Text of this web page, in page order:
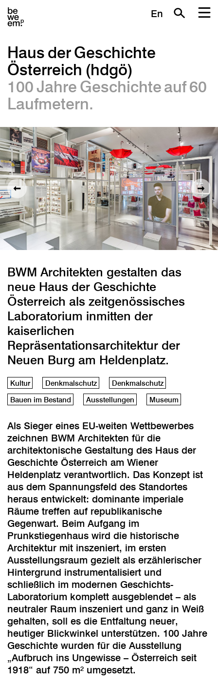
En
Haus der Geschichte
Österreich (hdgö)
100 Jahre Geschichte auf 60
Laufmetern.
BWM Architekten gestalten das
neue Haus der Geschichte
Österreich als zeitgenössisches
Laboratorium inmitten der
kaiserlichen
Repräsentationsarchitektur der
Neuen Burg am Heldenplatz.
Kultur Denkmalschutz
Denkmalschutz
Bauen im Bestand
Ausstellungen Museum
Als Sieger eines EU-weiten Wettbewerbes
zeichnen BWM Architekten für die
architektonische Gestaltung des Haus der
Geschichte Österreich am Wiener
Heldenplatz verantwortlich. Das Konzept ist
aus dem Spannungsfeld des Standortes
heraus entwickelt: dominante imperiale
Räume treffen auf republikanische
Gegenwart. Beim Aufgang im
Prunkstiegenhaus wird die historische
Architektur mit inszeniert, im ersten
Ausstellungsraum gezielt als erzählerischer
Hintergrund instrumentalisiert und
schließlich im modernen Geschichts-
Laboratorium komplett ausgeblendet – als
neutraler Raum inszeniert und ganz in Weiß
gehalten, soll es die Entfaltung neuer,
heutiger Blickwinkel unterstützen. 100 Jahre
Geschichte wurden für die Ausstellung
„Aufbruch ins Ungewisse – Österreich seit
1918“ auf 750 m² umgesetzt.